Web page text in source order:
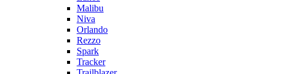
Malibu
Niva
Orlando
Rezzo
Spark
Tracker